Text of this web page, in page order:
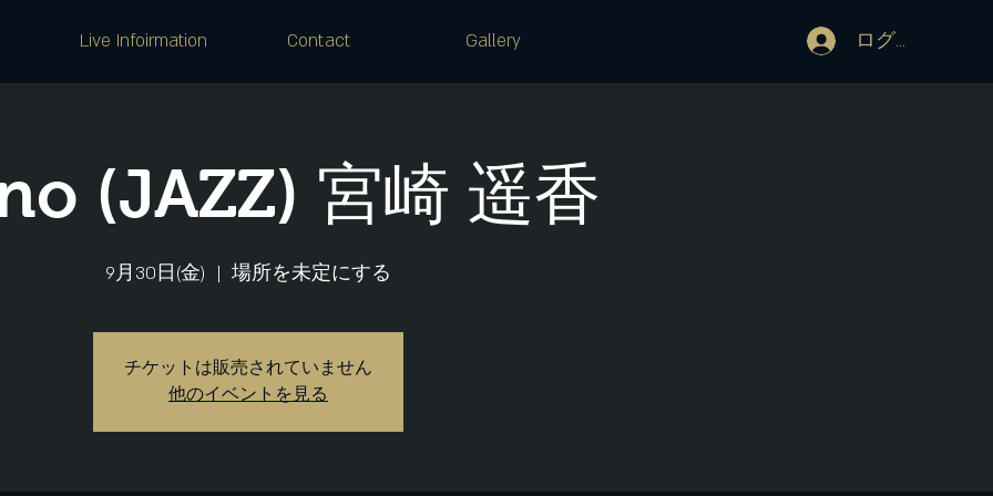
Live Infoirmation Contact Gallery ログイン
(JAZZ) 宮崎 遥香
9月30日(金)
  |
場所を未定にする
チケットは販売されていません
他のイベントを見る